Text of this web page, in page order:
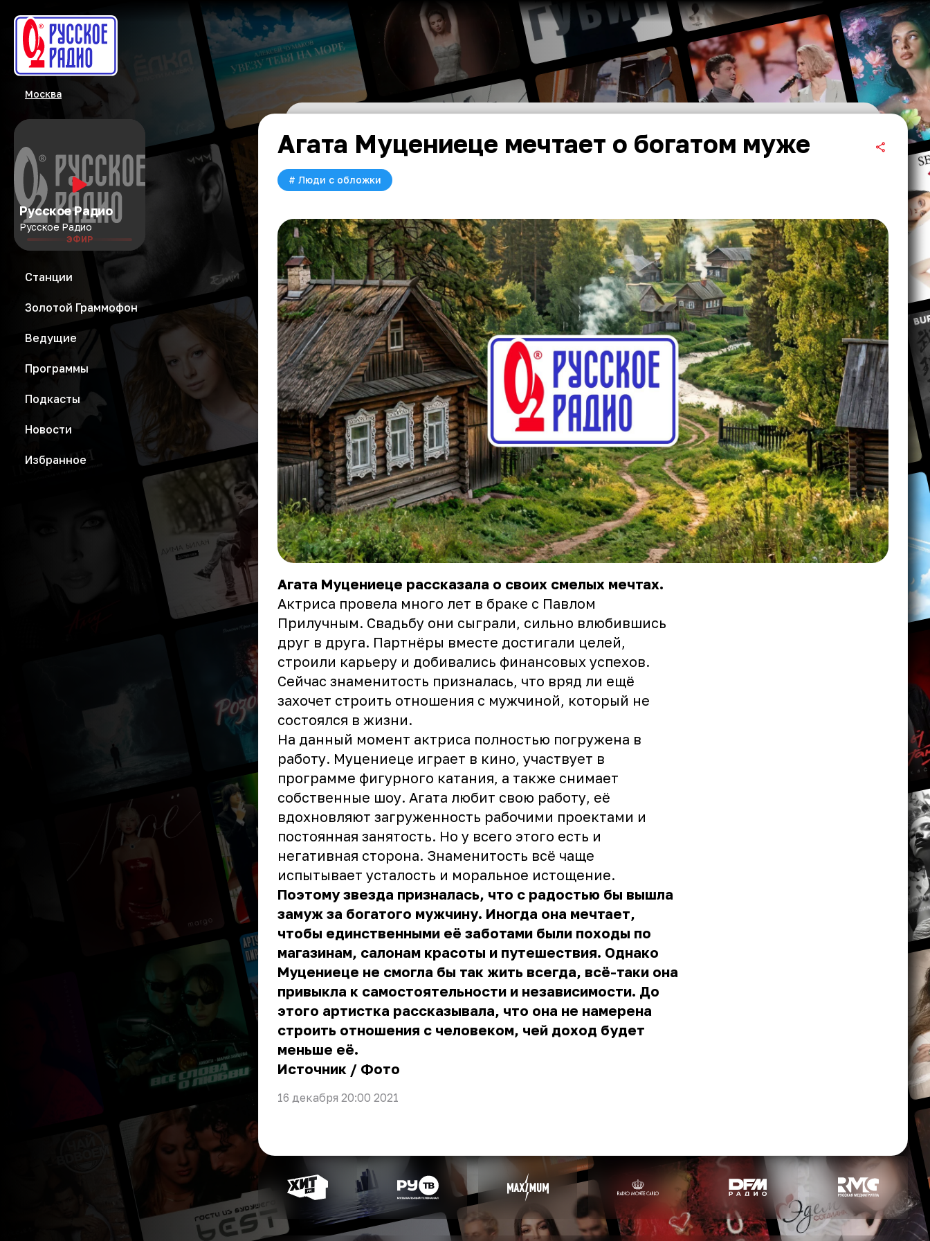
Москва
Русское Радио
Русское Радио
ЭФИР
Станции
Золотой Граммофон
Ведущие
Программы
Подкасты
Новости
Избранное
Агата Муцениеце мечтает о богатом муже
# Люди с обложки
Агата Муцениеце рассказала о своих смелых мечтах.
Актриса провела много лет в браке с Павлом
Прилучным. Свадьбу они сыграли, сильно влюбившись
друг в друга. Партнёры вместе достигали целей,
строили карьеру и добивались финансовых успехов.
Сейчас знаменитость призналась, что вряд ли ещё
захочет строить отношения с мужчиной, который не
состоялся в жизни.
На данный момент актриса полностью погружена в
работу. Муцениеце играет в кино, участвует в
программе фигурного катания, а также снимает
собственные шоу. Агата любит свою работу, её
вдохновляют загруженность рабочими проектами и
постоянная занятость. Но у всего этого есть и
негативная сторона. Знаменитость всё чаще
испытывает усталость и моральное истощение.
Поэтому звезда призналась, что с радостью бы вышла
замуж за богатого мужчину. Иногда она мечтает,
чтобы единственными её заботами были походы по
магазинам, салонам красоты и путешествия. Однако
Муцениеце не смогла бы так жить всегда, всё-таки она
привыкла к самостоятельности и независимости. До
этого артистка рассказывала, что она не намерена
строить отношения с человеком, чей доход будет
меньше её.
Источник / Фото
16 декабря 20:00 2021